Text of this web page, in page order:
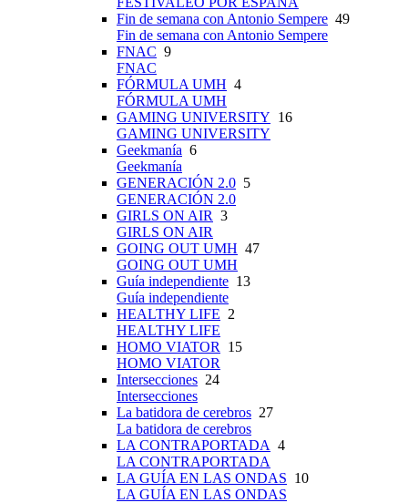
Fin de semana con Antonio Sempere 49
Fin de semana con Antonio Sempere
FNAC 9
FNAC
FÓRMULA UMH 4
FÓRMULA UMH
GAMING UNIVERSITY 16
GAMING UNIVERSITY
Geekmanía 6
Geekmanía
GENERACIÓN 2.0 5
GENERACIÓN 2.0
GIRLS ON AIR 3
GIRLS ON AIR
GOING OUT UMH 47
GOING OUT UMH
Guía independiente 13
Guía independiente
HEALTHY LIFE 2
HEALTHY LIFE
HOMO VIATOR
15
HOMO VIATOR
Intersecciones 24
Intersecciones
La batidora de cerebros 27
La batidora de cerebros
LA CONTRAPORTADA 4
LA CONTRAPORTADA
LA GUÍA EN LAS ONDAS 10
LA GUÍA EN LAS ONDAS